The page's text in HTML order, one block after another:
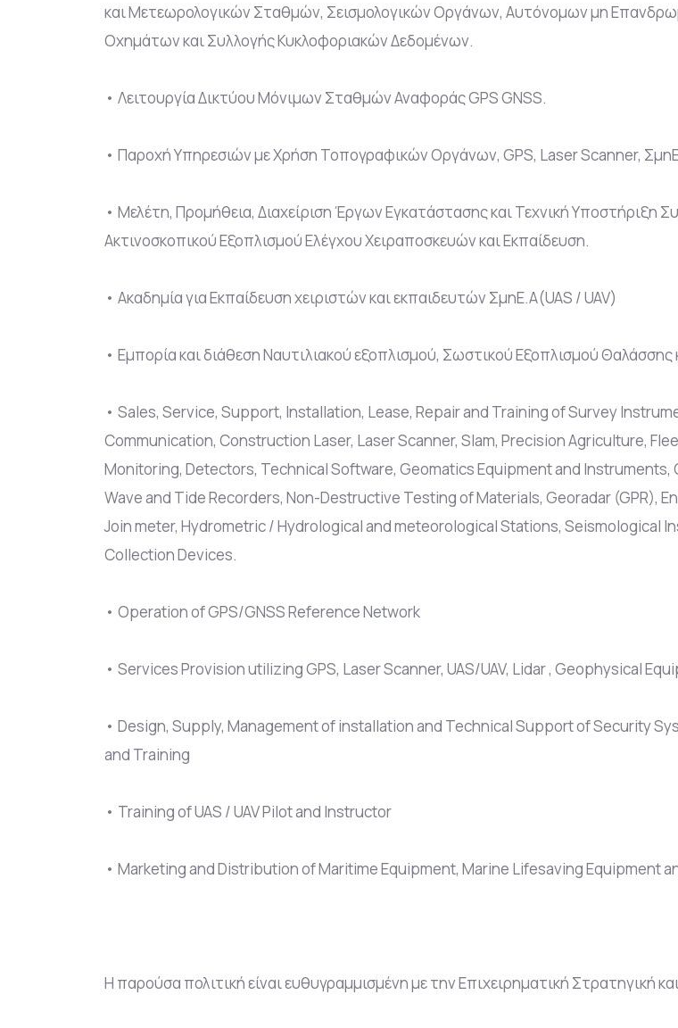
και Μετεωρολογικών Σταθμών, Σεισμολογικών Οργάνων, Αυτόνομων μη
Οχημάτων και Συλλογής Κυκλοφοριακών Δεδομένων.
• Λειτουργία Δικτύου Μόνιμων Σταθμών Αναφοράς GPS GNSS.
• Παροχή Υπηρεσιών με Χρήση Τοπογραφικών Οργάνων, GPS, Laser Scanner,
• Μελέτη, Προμήθεια, Διαχείριση Έργων Εγκατάστασης και Τεχνική Υποστήριξη
Ακτινοσκοπικού Εξοπλισμού Ελέγχου Χειραποσκευών και Εκπαίδευση.
• Ακαδημία για Εκπαίδευση χειριστών και εκπαιδευτών ΣμηΕ.Α(UAS / UAV)
• Εμπορία και διάθεση Ναυτιλιακού εξοπλισμού, Σωστικού Εξοπλισμού
• Sales, Service, Support, Installation, Lease, Repair and Training of Survey
Communication, Construction Laser, Laser Scanner, Slam, Precision Agriculture,
Monitoring, Detectors, Technical Software, Geomatics Equipment and
Wave and Tide Recorders, Non-Destructive Testing of Materials, Georadar (GPR),
Join meter, Hydrometric / Hydrological and meteorological Stations, Seismological
Collection Devices.
• Operation of GPS/GNSS Reference Network
• Services Provision utilizing GPS, Laser Scanner, UAS/UAV, Lidar , Geophysical
• Design, Supply, Management of installation and Technical Support of Security
and Training
• Training of UAS / UAV Pilot and Instructor
• Marketing and Distribution of Maritime Equipment, Marine Lifesaving Equipment
Η παρούσα πολιτική είναι ευθυγραμμισμένη με την Επιχειρηματική Στρατηγική